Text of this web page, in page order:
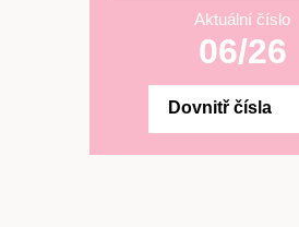
Aktuální číslo
06/26
Dovnitř čísla